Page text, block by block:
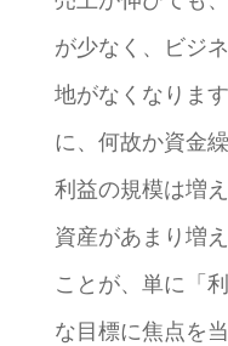
が少なく、ビジ
地がなくなりま
に、何故か資金
利益の規模は増
資産があまり増
ことが、単に「
な目標に焦点を